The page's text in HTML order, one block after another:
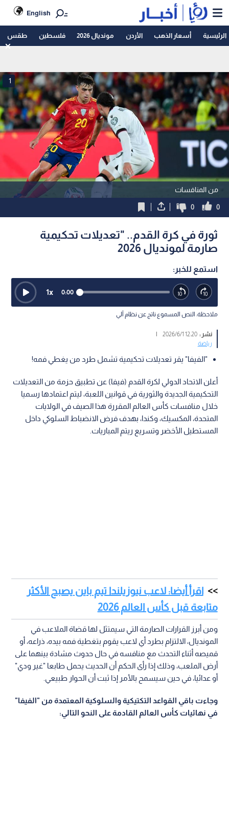
English
الرئيسية أسعار الذهب الأردن مونديال 2026 فلسطين طقس
من المنافسات
1
0
0
ثورة في كرة القدم.. "تعديلات تحكيمية
صارمة لمونديال 2026
استمع للخبر:
0:00
1x
ملاحظة: النص المسموع ناتج عن نظام آلي
نشر :12:20 2026/6/1
|
رياضة
"الفيفا" يقر تعديلات تحكيمية تشمل طرد من يغطي فمه!
أعلن الاتحاد الدولي لكرة القدم (فيفا) عن تطبيق حزمة من التعديلات
التحكيمية الجديدة والثورية في قوانين اللعبة، ليتم اعتمادها رسميا
خلال منافسات كأس العالم المقررة هذا الصيف في الولايات
المتحدة، المكسيك، وكندا، بهدف فرض الانضباط السلوكي داخل
المستطيل الأخضر وتسريع ريتم المباريات.
اقرأ أيضا: لاعب نيوزيلندا تيم باين يصبح الأكثر
متابعة قبل كأس العالم 2026
ومن أبرز القرارات الصارمة التي سيمتثل لها قضاة الملاعب في
المونديال، الالتزام بطرد أي لاعب يقوم بتغطية فمه بيده، ذراعه، أو
قميصه أثناء التحدث مع منافسه في حال حدوث مشادة بينهما على
أرض الملعب، وذلك إذا رأى الحكم أن الحديث يحمل طابعا "غير ودي"
أو عدائيا، في حين سيسمح بالأمر إذا ثبت أن الحوار طبيعي.
وجاءت باقي القواعد التكتيكية والسلوكية المعتمدة من "الفيفا"
في نهائيات كأس العالم القادمة على النحو التالي: